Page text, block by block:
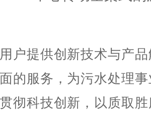
户提供创新技术与产
的服务，为污水处理
彻科技创新，以质取